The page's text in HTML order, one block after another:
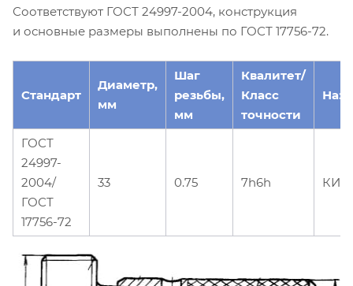
Соответствуют ГОСТ 24997-2004, конструкция
и основные размеры выполнены по ГОСТ 17756-72.
Стандарт
Диаметр,
мм
Шаг
резьбы,
мм
Квалитет/
Класс
точности
ГОСТ
24997-
2004/
ГОСТ
17756-72
33 0.75 7h6h КИ